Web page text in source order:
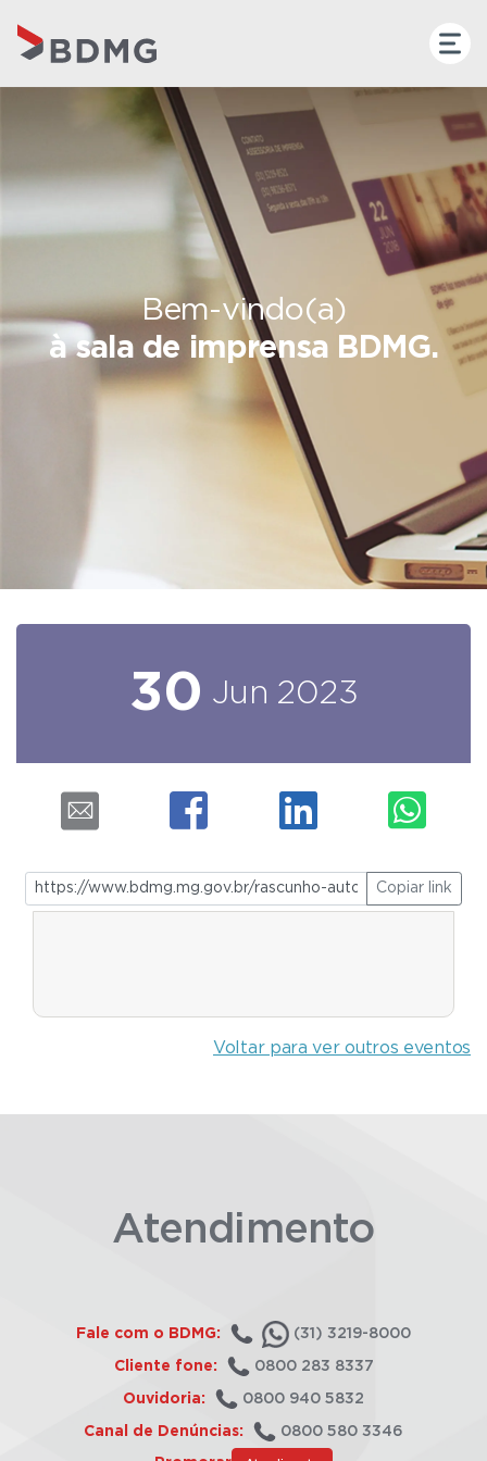
Bem-vindo(a)
à sala de imprensa BDMG.
30 Jun 2023
Copiar link
Voltar para ver outros eventos
Atendimento
Fale com o BDMG: (31) 3219-8000
Cliente fone: 0800 283 8337
Ouvidoria: 0800 940 5832
Canal de Denúncias: 0800 580 3346